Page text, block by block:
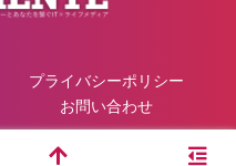
プライバシーポリシー
お問い合わせ